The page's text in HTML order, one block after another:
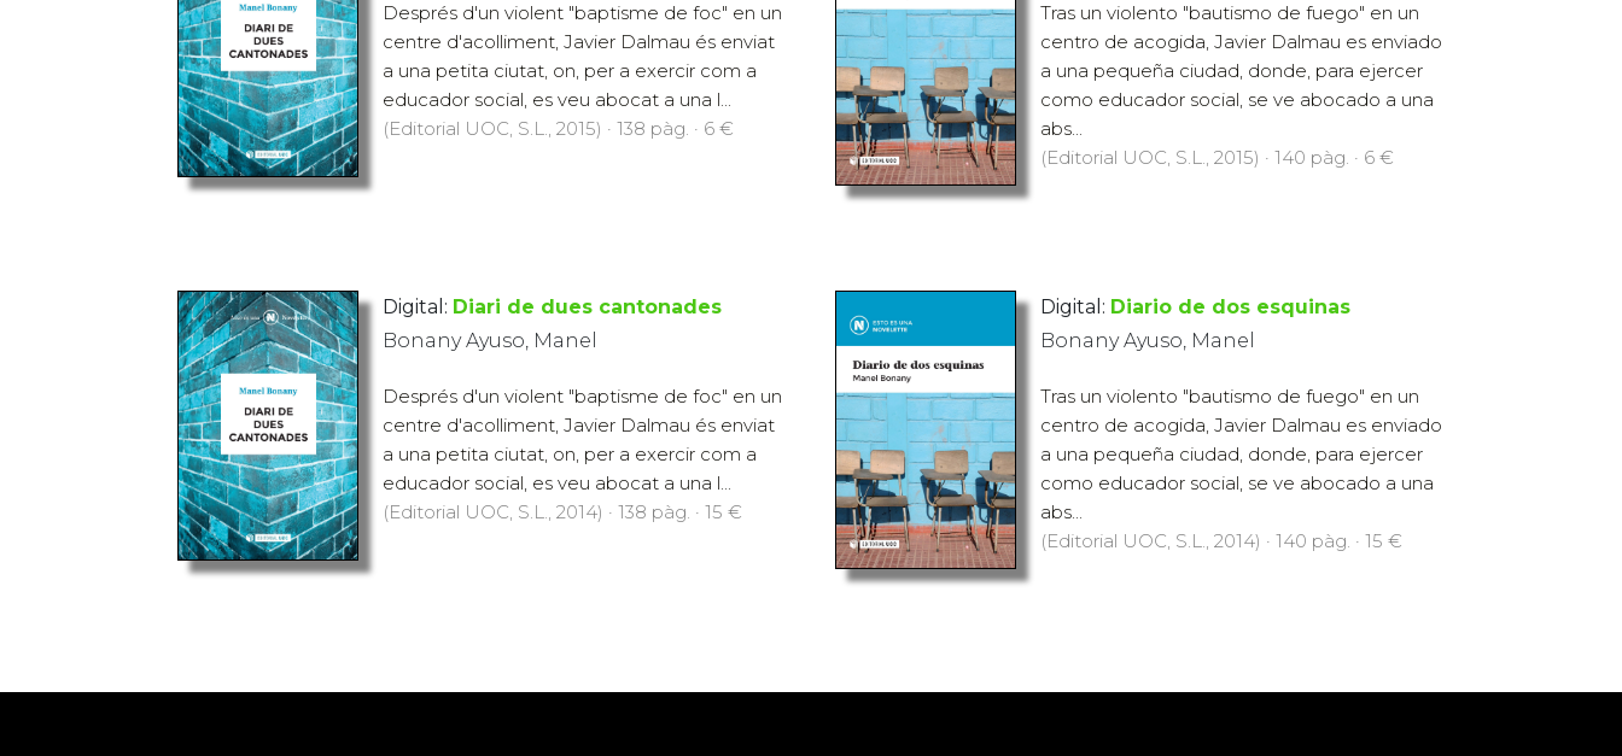
Després d'un violent "baptisme de foc" en un
centre d'acolliment, Javier Dalmau és enviat
a una petita ciutat, on, per a exercir com a
educador social, es veu abocat a una l...
(Editorial UOC, S.L., 2015) · 138 pàg. · 6 €
Tras un violento "bautismo de fuego" en un
centro de acogida, Javier Dalmau es enviado
a una pequeña ciudad, donde, para ejercer
como educador social, se ve abocado a una
abs...
(Editorial UOC, S.L., 2015) · 140 pàg. · 6 €
Digital: Diari de dues cantonades
Bonany Ayuso, Manel
Després d'un violent "baptisme de foc" en un
centre d'acolliment, Javier Dalmau és enviat
a una petita ciutat, on, per a exercir com a
educador social, es veu abocat a una l...
(Editorial UOC, S.L., 2014) · 138 pàg. · 15 €
Digital: Diario de dos esquinas
Bonany Ayuso, Manel
Tras un violento "bautismo de fuego" en un
centro de acogida, Javier Dalmau es enviado
a una pequeña ciudad, donde, para ejercer
como educador social, se ve abocado a una
abs...
(Editorial UOC, S.L., 2014) · 140 pàg. · 15 €